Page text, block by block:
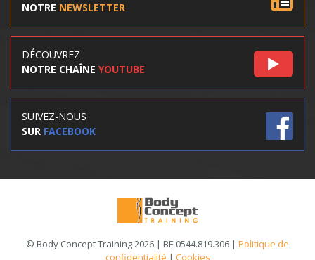
NOTRE NEWSLETTER
DÉCOUVREZ
NOTRE CHAÎNE YOUTUBE
SUIVEZ-NOUS
SUR FACEBOOK
© Body Concept Training 2026 | BE 0544.819.306 | Politique de
confidentialité | Cookies